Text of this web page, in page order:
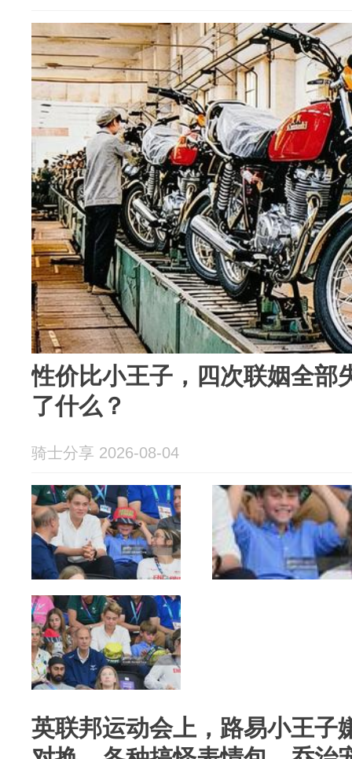
性价比小王子，四次联姻全部
了什么？
骑士分享 2026-08-04
英联邦运动会上，路易小王子